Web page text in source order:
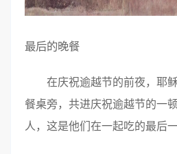
最后的晚餐
在庆祝逾越节的前夜，耶稣
餐桌旁，共进庆祝逾越节的一
人，这是他们在一起吃的最后一